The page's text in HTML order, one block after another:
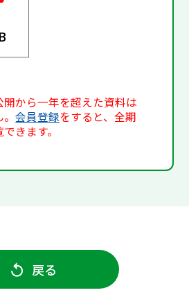
から一年を超えた資料は
。会員登録をすると、全期
きます。
戻る